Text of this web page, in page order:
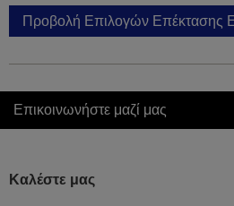
Προβολή Επιλογών Επέκτασης
Επικοινωνήστε μαζί μας
Καλέστε μας